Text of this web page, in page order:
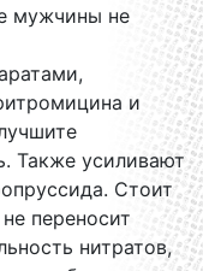
мужчины не
и
Также усиливают
Стоит
переносит
нитратов,